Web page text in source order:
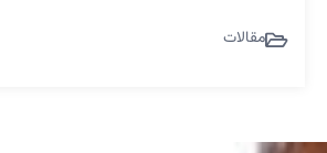
مقالات